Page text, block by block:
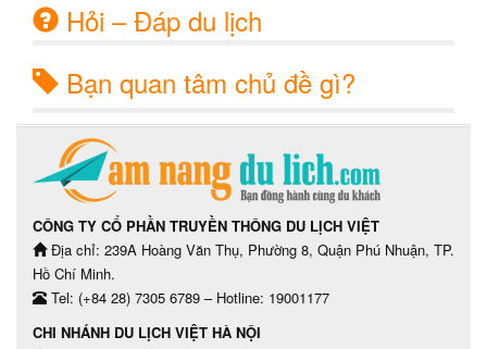
Hỏi – Đáp du lịch
Bạn quan tâm chủ đề gì?
CÔNG TY CỔ PHẦN TRUYỀN THÔNG DU LỊCH VIỆT
Địa chỉ: 239A Hoàng Văn Thụ, Phường 8, Quận Phú Nhuận, TP.
Hồ Chí Minh.
Tel: (+84 28) 7305 6789 – Hotline: 19001177
CHI NHÁNH DU LỊCH VIỆT HÀ NỘI